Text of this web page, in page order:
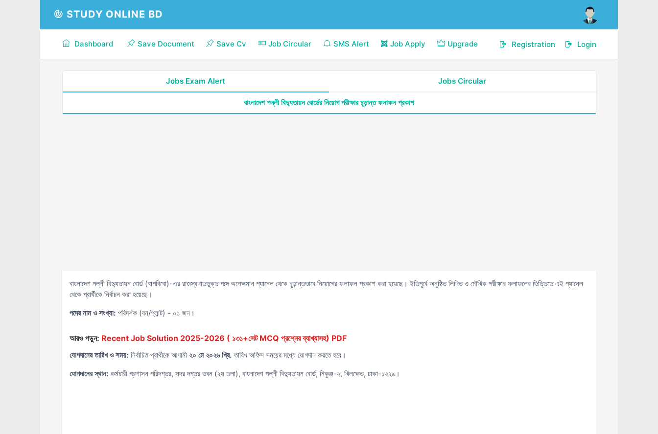
STUDY ONLINE BD
Dashboard Save Document Save Cv Job Circular SMS Alert Job Apply Upgrade Login
Registration
Jobs Exam Alert Jobs Circular
বাংলাদেশ পল্লী বিদ্যুতায়ন বোর্ডের নিয়োগ পরীক্ষার চূড়ান্ত ফলাফল প্রকাশ
বাংলাদেশ পল্লী বিদ্যুতায়ন বোর্ড (বাপবিবো)-এর রাজস্বখাতভুক্ত পদে অপেক্ষমান প্যানেল থেকে চূড়ান্তভাবে নিয়োগের ফলাফল প্রকাশ করা হয়েছে। ইতিপূর্বে অনুষ্ঠিত লিখিত ও মৌখিক পরীক্ষার ফলাফলের ভিত্তিতে এই প্যানেল
থেকে প্রার্থীকে নির্বাচন করা হয়েছে।
পদের নাম ও সংখ্যা: পরিদর্শক (বন/প্লান্ট) - ০১ জন।
আরও পড়ুন: Recent Job Solution 2025-2026 ( ১৩১+সেট MCQ প্রশ্নের ব্যাখ্যাসহ) PDF
যোগদানের তারিখ ও সময়: নির্বাচিত প্রার্থীকে আগামী ২০ মে ২০২৬ খ্রি. তারিখ অফিস সময়ের মধ্যে যোগদান করতে হবে।
যোগদানের স্থান: কর্মচারী প্রশাসন পরিদপ্তর, সদর দপ্তর ভবন (২য় তলা), বাংলাদেশ পল্লী বিদ্যুতায়ন বোর্ড, নিকুঞ্জ-২, খিলক্ষেত, ঢাকা-১২২৯।